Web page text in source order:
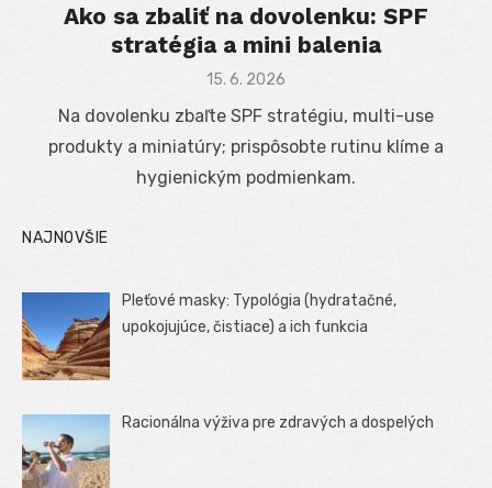
Ako sa zbaliť na dovolenku: SPF
stratégia a mini balenia
Posted
15. 6. 2026
Na dovolenku zbaľte SPF stratégiu, multi-use
produkty a miniatúry; prispôsobte rutinu klíme a
hygienickým podmienkam.
NAJNOVŠIE
Pleťové masky: Typológia (hydratačné,
upokojujúce, čistiace) a ich funkcia
Racionálna výživa pre zdravých a dospelých